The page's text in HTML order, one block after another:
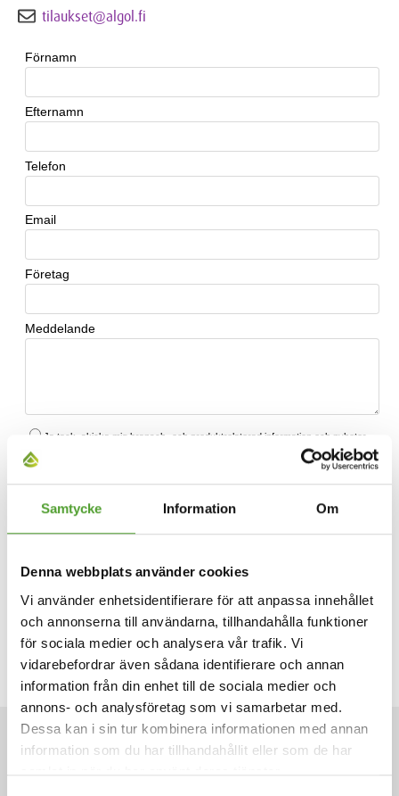
Samtycke Information Om
Denna webbplats använder cookies
Vi använder enhetsidentifierare för att anpassa innehållet
och annonserna till användarna, tillhandahålla funktioner
för sociala medier och analysera vår trafik. Vi
vidarebefordrar även sådana identifierare och annan
information från din enhet till de sociala medier och
annons- och analysföretag som vi samarbetar med.
Dessa kan i sin tur kombinera informationen med annan
information som du har tillhandahållit eller som de har
samlat in när du har använt deras tjänster.
tilaukset@algol.fi
ARTIKLAR